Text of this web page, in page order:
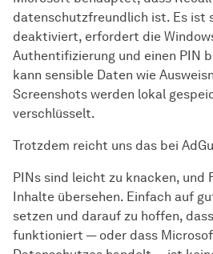
datenschutzfreundlich ist. Es ist
deaktiviert, erfordert die
Authentifizierung und einen PIN
kann sensible Daten wie
Screenshots werden lokal
verschlüsselt.
Trotzdem reicht uns das bei
PINs sind leicht zu knacken, und
Inhalte übersehen. Einfach auf
setzen und darauf zu hoffen,
funktioniert — oder dass